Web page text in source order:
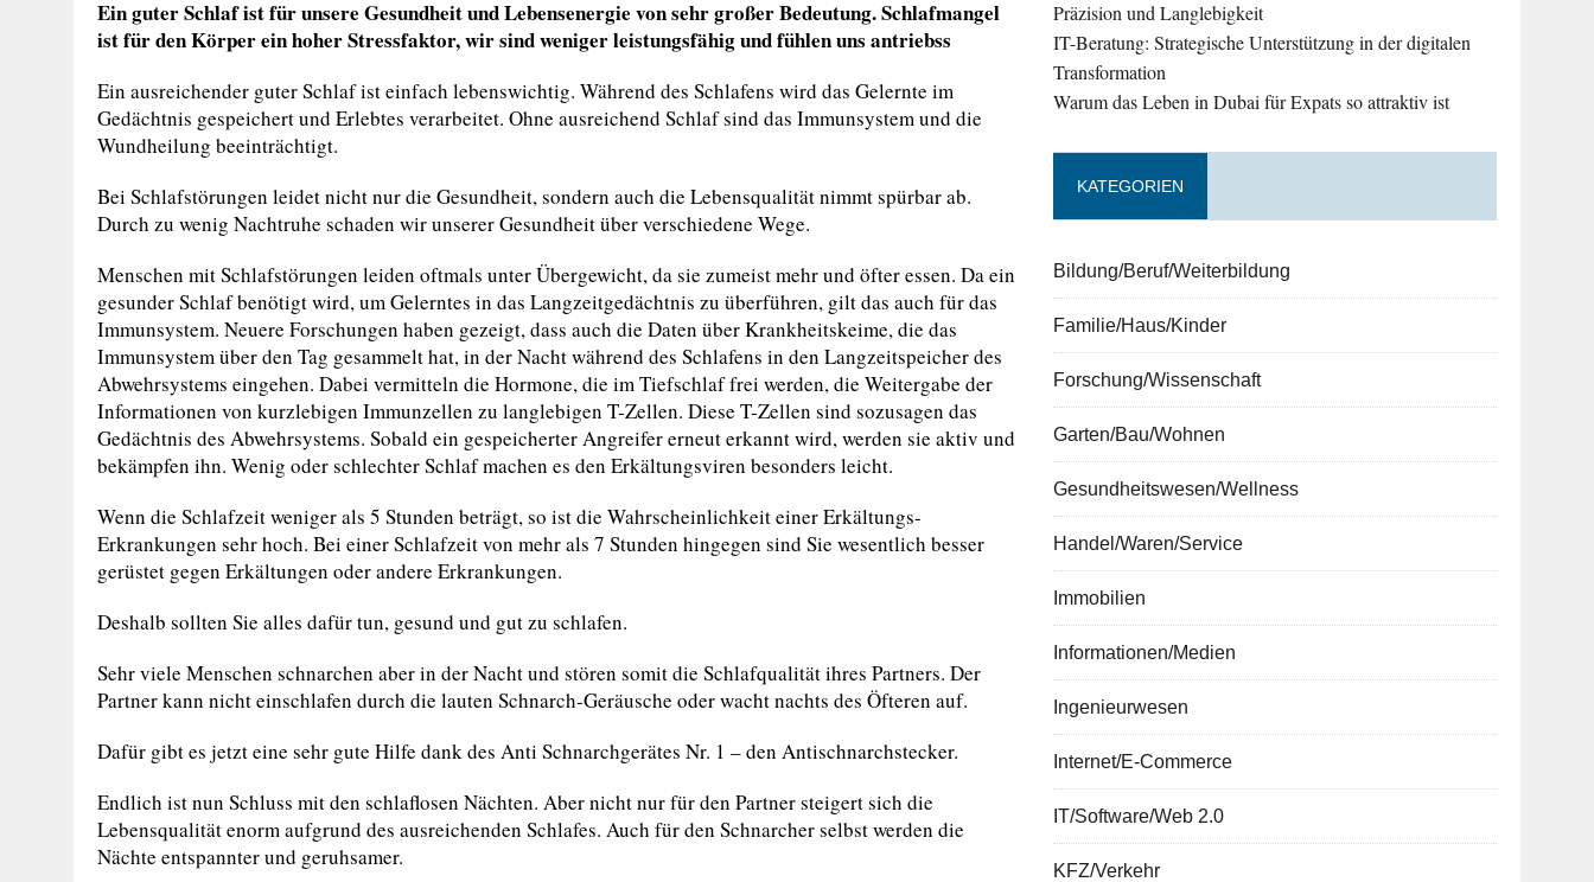
Ein guter Schlaf ist für unsere Gesundheit und Lebensenergie von sehr großer Bedeutung. Schlafmangel
ist für den Körper ein hoher Stressfaktor, wir sind weniger leistungsfähig und fühlen uns antriebss
Ein ausreichender guter Schlaf ist einfach lebenswichtig. Während des Schlafens wird das Gelernte im
Gedächtnis gespeichert und Erlebtes verarbeitet. Ohne ausreichend Schlaf sind das Immunsystem und die
Wundheilung beeinträchtigt.
Bei Schlafstörungen leidet nicht nur die Gesundheit, sondern auch die Lebensqualität nimmt spürbar ab.
Durch zu wenig Nachtruhe schaden wir unserer Gesundheit über verschiedene Wege.
Menschen mit Schlafstörungen leiden oftmals unter Übergewicht, da sie zumeist mehr und öfter essen. Da ein
gesunder Schlaf benötigt wird, um Gelerntes in das Langzeitgedächtnis zu überführen, gilt das auch für das
Immunsystem. Neuere Forschungen haben gezeigt, dass auch die Daten über Krankheitskeime, die das
Immunsystem über den Tag gesammelt hat, in der Nacht während des Schlafens in den Langzeitspeicher des
Abwehrsystems eingehen. Dabei vermitteln die Hormone, die im Tiefschlaf frei werden, die Weitergabe der
Informationen von kurzlebigen Immunzellen zu langlebigen T-Zellen. Diese T-Zellen sind sozusagen das
Gedächtnis des Abwehrsystems. Sobald ein gespeicherter Angreifer erneut erkannt wird, werden sie aktiv und
bekämpfen ihn. Wenig oder schlechter Schlaf machen es den Erkältungsviren besonders leicht.
Wenn die Schlafzeit weniger als 5 Stunden beträgt, so ist die Wahrscheinlichkeit einer Erkältungs-
Erkrankungen sehr hoch. Bei einer Schlafzeit von mehr als 7 Stunden hingegen sind Sie wesentlich besser
gerüstet gegen Erkältungen oder andere Erkrankungen.
Deshalb sollten Sie alles dafür tun, gesund und gut zu schlafen.
Sehr viele Menschen schnarchen aber in der Nacht und stören somit die Schlafqualität ihres Partners. Der
Partner kann nicht einschlafen durch die lauten Schnarch-Geräusche oder wacht nachts des Öfteren auf.
Dafür gibt es jetzt eine sehr gute Hilfe dank des Anti Schnarchgerätes Nr. 1 – den Antischnarchstecker.
Endlich ist nun Schluss mit den schlaflosen Nächten. Aber nicht nur für den Partner steigert sich die
Lebensqualität enorm aufgrund des ausreichenden Schlafes. Auch für den Schnarcher selbst werden die
Nächte entspannter und geruhsamer.
Präzision und Langlebigkeit
IT-Beratung: Strategische Unterstützung in der digitalen
Transformation
Warum das Leben in Dubai für Expats so attraktiv ist
KATEGORIEN
Bildung/Beruf/Weiterbildung
Familie/Haus/Kinder
Forschung/Wissenschaft
Garten/Bau/Wohnen
Gesundheitswesen/Wellness
Handel/Waren/Service
Immobilien
Informationen/Medien
Ingenieurwesen
Internet/E-Commerce
IT/Software/Web 2.0
KFZ/Verkehr